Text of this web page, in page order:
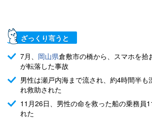
ざっくり言うと
7月、 岡山県倉敷市の橋から、スマホを拾
が転落した事故
男性は瀬戸内海まで流され、約4時間半も
れ救助された
11月26日、男性の命を救った船の乗務員
れた